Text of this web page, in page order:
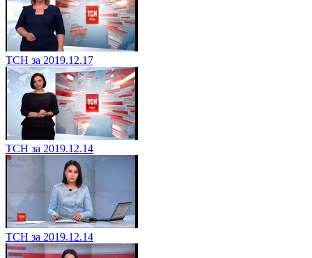
ТСН за 2019.12.17
ТСН за 2019.12.14
ТСН за 2019.12.14